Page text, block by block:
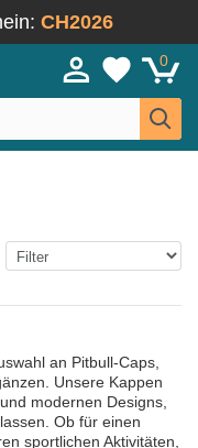
CH2026
0
an Pitbull-Caps,
Unsere Kappen
modernen Designs,
Ob für einen
sportlichen Aktivitäten,